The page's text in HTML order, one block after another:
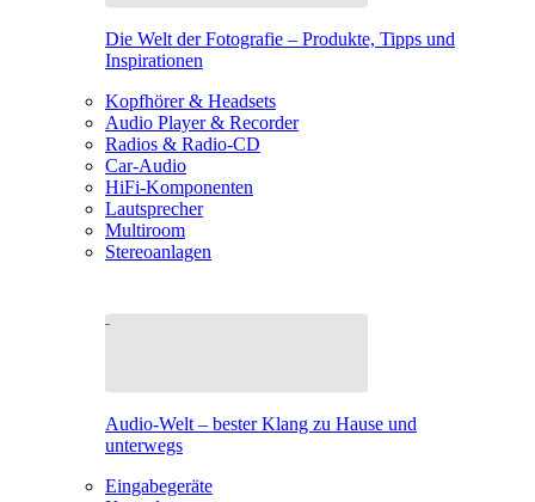
Die Welt der Fotografie – Produkte, Tipps und
Inspirationen
Kopfhörer & Headsets
Audio Player & Recorder
Radios & Radio-CD
Car-Audio
HiFi-Komponenten
Lautsprecher
Multiroom
Stereoanlagen
Audio-Welt – bester Klang zu Hause und
unterwegs
Eingabegeräte